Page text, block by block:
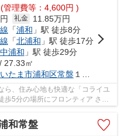
(管理費等：4,600円 )
礼金
11.85万円
「浦和 」駅 徒歩8分
「北浦和 」駅 徒歩17分
中浦和 」駅 徒歩29分
27.33㎡
たま市浦和区常盤 １丁目３-１８
ら、住み心地も快適な「コライユ
5分の場所にフロンティア さい
浜東北線...
和常盤